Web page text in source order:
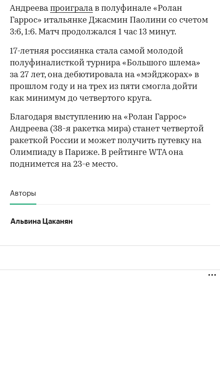
Андреевапроигралав полуфинале «Ролан
Гаррос» итальянке Джасмин Паолини со счетом
3:6, 1:6. Матч продолжался 1 час 13 минут.
17-летняя россиянка стала самой молодой
полуфиналисткой турнира «Большого шлема»
за 27 лет, она дебютировала на «мэйджорах» в
прошлом году и на трех из пяти смогла дойти
как минимум до четвертого круга.
Благодаря выступлению на «Ролан Гаррос»
Андреева (38-я ракетка мира) станет четвертой
ракеткой России и может получить путевку на
Олимпиаду в Париже. В рейтинге WTA она
поднимется на 23-е место.
Авторы
Альвина Цаканян